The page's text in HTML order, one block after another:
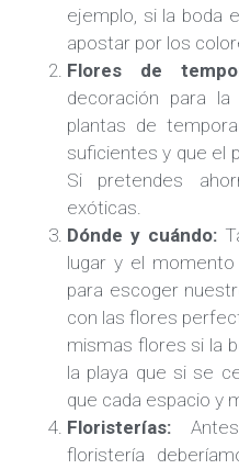
ejemplo, si la boda
apostar por los
Flores de
decoración para
plantas de
suficientes y que el
Si pretendes
exóticas.
Dónde y cuándo:
lugar y el
para escoger
con las flores
mismas flores si la
la playa que si se
que cada espacio y
Floristerías:
floristería